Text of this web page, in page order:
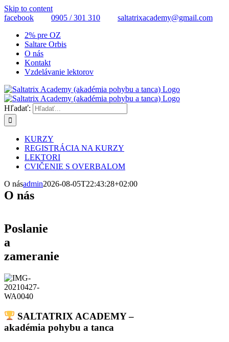
Skip to content
facebook
0905 / 301 310
saltatrixacademy@gmail.com
2% pre OZ
Saltare Orbis
O nás
Kontakt
Vzdelávanie lektorov
Hľadať:
KURZY
REGISTRÁCIA NA KURZY
LEKTORI
CVIČENIE S OVERBALOM
O násadmin2026-08-05T22:43:28+02:00
O nás
Poslanie
a
zameranie
SALTATRIX ACADEMY –
akadémia pohybu a tanca